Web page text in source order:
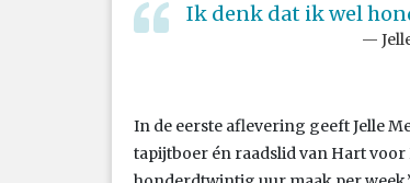
Ik denk dat ik wel
In de eerste aflevering geeft Jelle
tapijtboer én raadslid van Hart voor